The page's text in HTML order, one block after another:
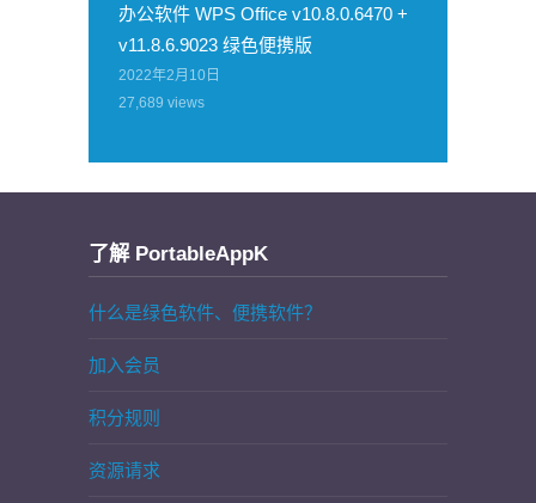
办公软件 WPS Office v10.8.0.6470 +
v11.8.6.9023 绿色便携版
2022年2月10日
27,689 views
了解 PortableAppK
什么是绿色软件、便携软件？
加入会员
积分规则
资源请求